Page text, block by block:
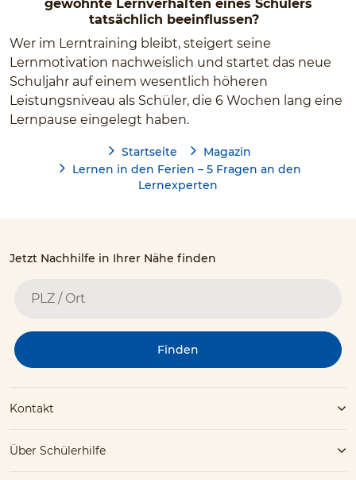
gewohnte Lernverhalten eines Schülers
tatsächlich beeinflussen?
Wer im Lerntraining bleibt, steigert seine
Lernmotivation nachweislich und startet das neue
Schuljahr auf einem wesentlich höheren
Leistungsniveau als Schüler, die 6 Wochen lang eine
Lernpause eingelegt haben.
Startseite
Magazin
Lernen in den Ferien – 5 Fragen an den
Lernexperten
Jetzt Nachhilfe in Ihrer Nähe finden
Finden
Kontakt
Über Schülerhilfe